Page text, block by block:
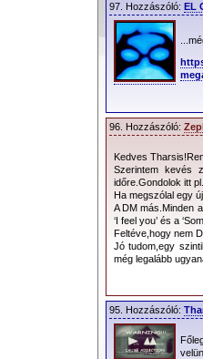
97. Hozzászóló: EL
96. Hozzászóló:
Kedves
Szerintem kevés
időre.Gondolok itt
Ha megszólal egy
A DM más.Minden
‘I feel you’ és a
Feltéve,hogy nem
Jó tudom,egy
még legalább
95. Hozzászóló: